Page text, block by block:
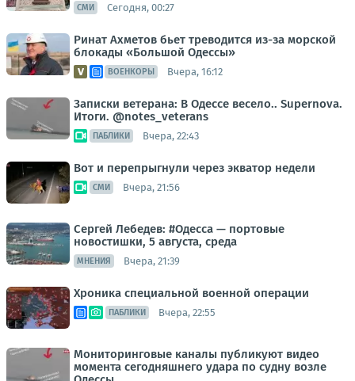
СМИ Сегодня, 00:27
Ринат Ахметов бьет треводится из-за морской
блокады «Большой Одессы»
ВОЕНКОРЫ Вчера, 16:12
Записки ветерана: В Одессе весело.. Supernova.
Итоги. @notes_veterans
ПАБЛИКИ Вчера, 22:43
Вот и перепрыгнули через экватор недели
СМИ Вчера, 21:56
Сергей Лебедев: #Одесса — портовые
новостишки, 5 августа, среда
МНЕНИЯ Вчера, 21:39
Хроника специальной военной операции
ПАБЛИКИ Вчера, 22:55
Мониторинговые каналы публикуют видео
момента сегодняшнего удара по судну возле